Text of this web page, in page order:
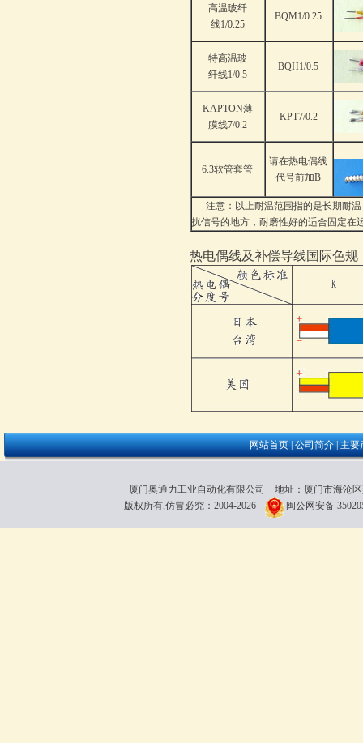
高温玻纤
线1/0.25
BQM1/0.25
特高温玻
纤线1/0.5
BQH1/0.5
KAPTON薄
膜线7/0.2
KPT7/0.2
6.3软管套管
请在热电偶线
代号前加B
注意：以上耐温范围指的是长期耐温
扰信号的地方，耐磨性好的适合固定在
热电偶线及补偿导线国际色规
网站首页|公司简介|主要
厦门奥通力工业自动化有限公司 地址：厦门市海沧区
版权所有,仿冒必究：2004-2026
闽公网安备